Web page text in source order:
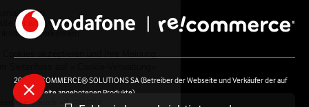
2026 RECOMMERCE® SOLUTIONS SA (Betreiber der Webseite und Verkäufer der auf
der Webseite angebotenen Produkte)